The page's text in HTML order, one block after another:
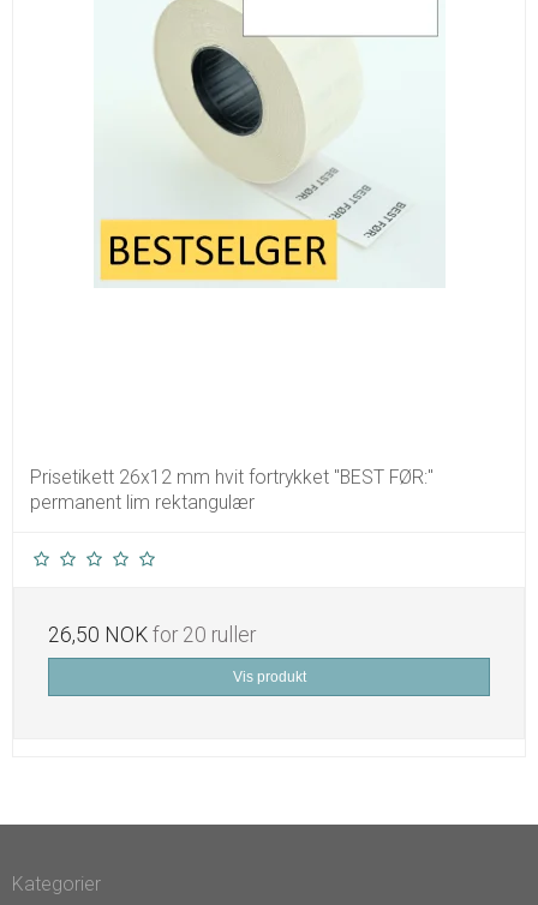
Prisetikett 26x12 mm hvit fortrykket "BEST FØR:"
permanent lim rektangulær
26,50 NOK for 20 ruller
Vis produkt
Kategorier